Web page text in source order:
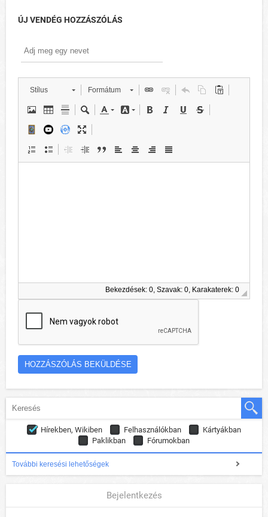
ÚJ VENDÉG HOZZÁSZÓLÁS
Stílus Formátum
Bekezdések: 0, Szavak: 0, Karakaterek: 0
Hírekben, Wikiben Felhasználókban
Kártyákban
Paklikban
Fórumokban
További keresési lehetőségek
Bejelentkezés